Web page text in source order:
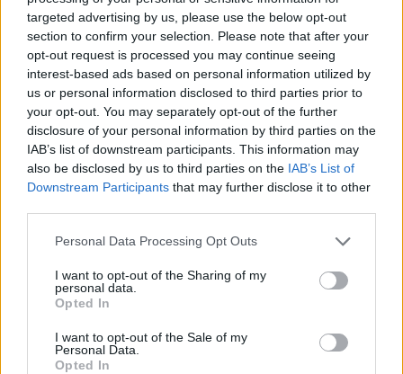
targeted advertising by us, please use the below opt-out
section to confirm your selection. Please note that after your
opt-out request is processed you may continue seeing
interest-based ads based on personal information utilized by
us or personal information disclosed to third parties prior to
your opt-out. You may separately opt-out of the further
disclosure of your personal information by third parties on the
IAB’s list of downstream participants. This information may
also be disclosed by us to third parties on the IAB’s List of
Downstream Participants that may further disclose it to other
Please note that this website/app uses one or more Google
not limited to your visit or usage behaviour. You may click to
grant or deny consent to Google and its third-party tags to
use your data for below specified purposes in below Google
consent section.
Personal Data Processing Opt Outs
I want to opt-out of the Sharing of my
personal data.
Opted In
I want to opt-out of the Sale of my
Personal Data.
Opted In
Huszonkilenc lakás vált lakhatatlanná a tegnapi
gázrobbanás következtében
2019.10.10
Aktuális
Ács Rezső, Szekszárd polgármestere és dr. Balázs Gábor tű.